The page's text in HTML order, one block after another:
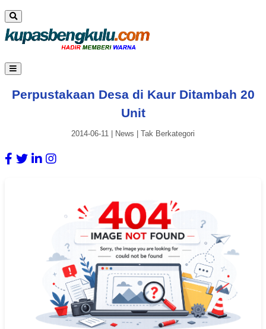
Perpustakaan Desa di Kaur Ditambah 20
Unit
2014-06-11 News Tak Berkategori